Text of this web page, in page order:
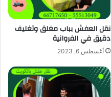
نقل العفش بباب مغلق وتغليف
دقيق في الفروانية
أغسطس 6, 2023